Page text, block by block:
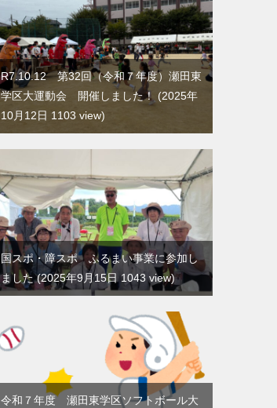
R7.10.12 第32回（令和７年度）瀬田東
学区大運動会 開催しました！
2025年
10月12日 1103 view
国スポ・障スポ ふるまい事業に参加し
ました
2025年9月15日 1043 view
令和７年度 瀬田東学区ソフトボール大